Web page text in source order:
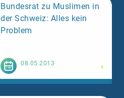
Bundesrat zu Muslimen in
der Schweiz: Alles kein
Problem
08.05.2013